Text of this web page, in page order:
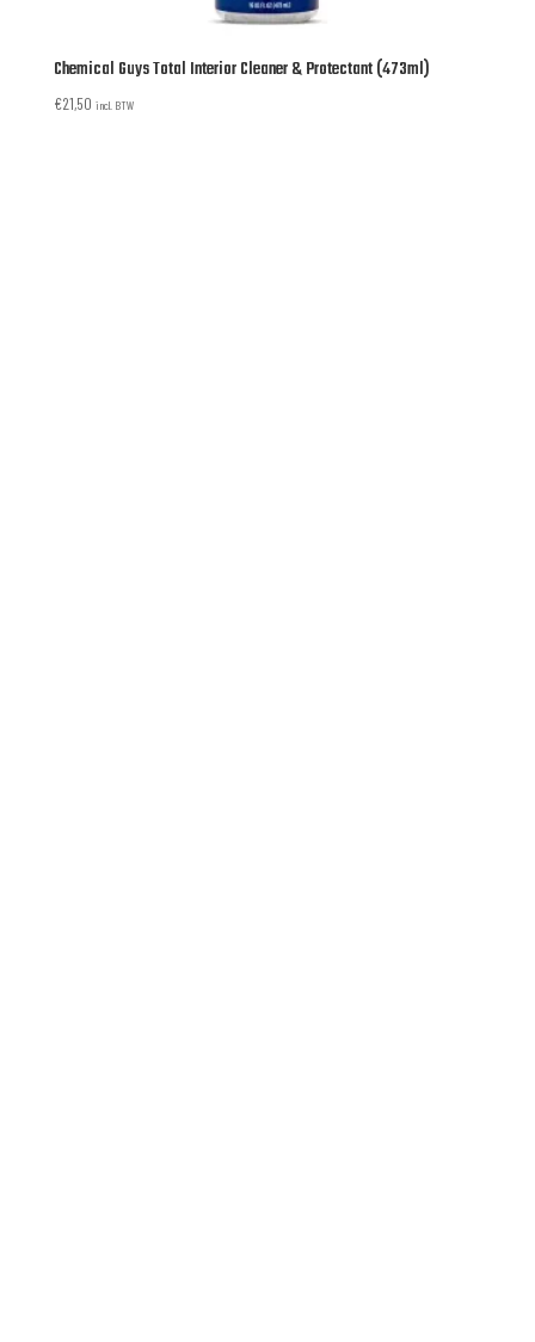
Chemical Guys Total Interior Cleaner & Protectant (473ml)
€21,50 incl. BTW